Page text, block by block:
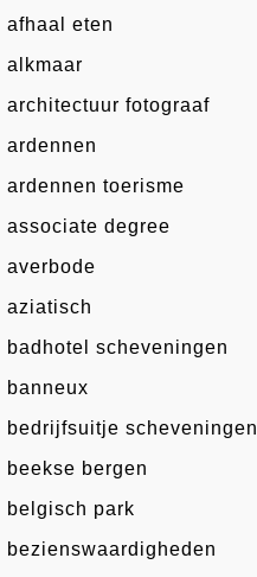
afhaal eten
alkmaar
architectuur fotograaf
ardennen
ardennen toerisme
associate degree
averbode
aziatisch
badhotel scheveningen
banneux
bedrijfsuitje scheveningen
beekse bergen
belgisch park
bezienswaardigheden